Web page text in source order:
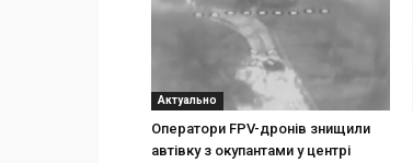
Актуально
Оператори FPV-дронів знищили
автівку з окупантами у центрі